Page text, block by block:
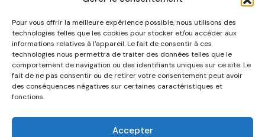
Pour vous offrir la meilleure expérience possible, nous utilisons des
technologies telles que les cookies pour stocker et/ou accéder aux
informations relatives à l'appareil. Le fait de consentir à ces
technologies nous permettra de traiter des données telles que le
comportement de navigation ou des identifiants uniques sur ce site. Le
fait de ne pas consentir ou de retirer votre consentement peut avoir
des conséquences négatives sur certaines caractéristiques et
fonctions.
Accepter
Gatineau,
J8Y
Politique de confidentialité Termes et conditions